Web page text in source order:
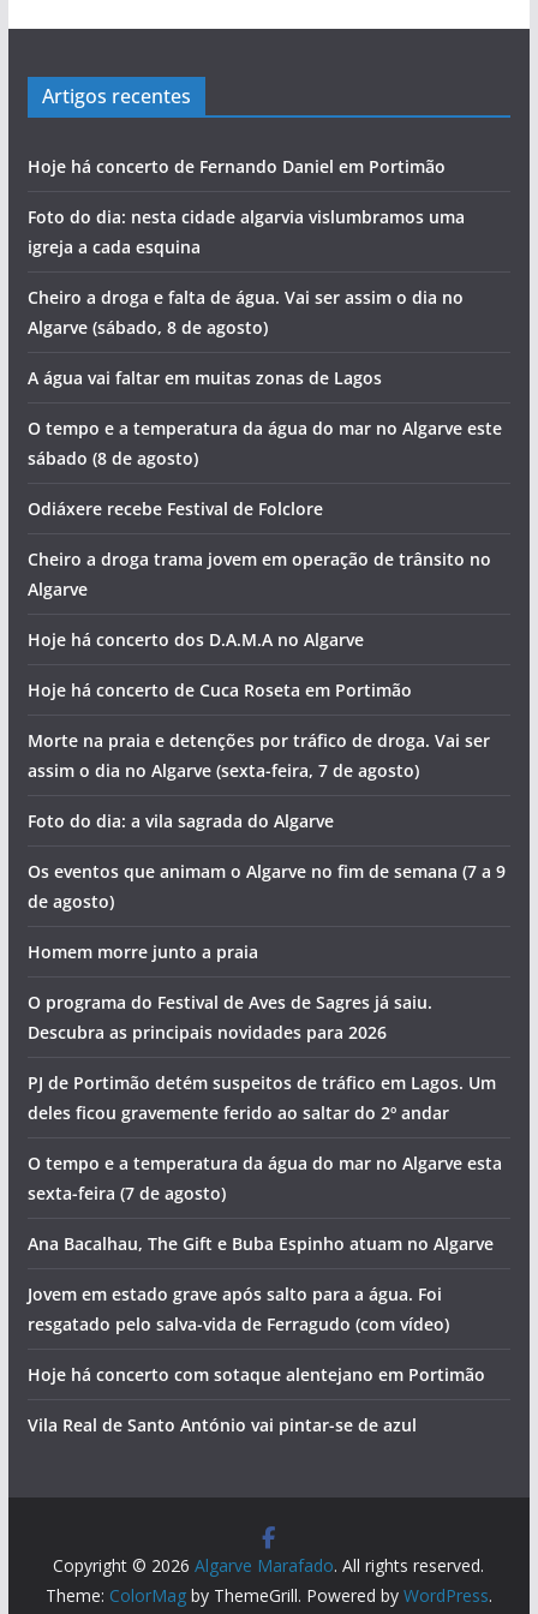
Artigos recentes
Hoje há concerto de Fernando Daniel em Portimão
Foto do dia: nesta cidade algarvia vislumbramos uma
igreja a cada esquina
Cheiro a droga e falta de água. Vai ser assim o dia no
Algarve (sábado, 8 de agosto)
A água vai faltar em muitas zonas de Lagos
O tempo e a temperatura da água do mar no Algarve este
sábado (8 de agosto)
Odiáxere recebe Festival de Folclore
Cheiro a droga trama jovem em operação de trânsito no
Algarve
Hoje há concerto dos D.A.M.A no Algarve
Hoje há concerto de Cuca Roseta em Portimão
Morte na praia e detenções por tráfico de droga. Vai ser
assim o dia no Algarve (sexta-feira, 7 de agosto)
Foto do dia: a vila sagrada do Algarve
Os eventos que animam o Algarve no fim de semana (7 a 9
de agosto)
Homem morre junto a praia
O programa do Festival de Aves de Sagres já saiu.
Descubra as principais novidades para 2026
PJ de Portimão detém suspeitos de tráfico em Lagos. Um
deles ficou gravemente ferido ao saltar do 2º andar
O tempo e a temperatura da água do mar no Algarve esta
sexta-feira (7 de agosto)
Ana Bacalhau, The Gift e Buba Espinho atuam no Algarve
Jovem em estado grave após salto para a água. Foi
resgatado pelo salva-vida de Ferragudo (com vídeo)
Hoje há concerto com sotaque alentejano em Portimão
Vila Real de Santo António vai pintar-se de azul
Copyright © 2026Algarve Marafado. All rights reserved.
Theme: ColorMagby ThemeGrill. Powered by WordPress.